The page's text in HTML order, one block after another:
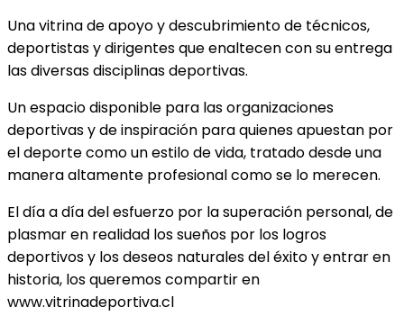
Una vitrina de apoyo y descubrimiento de técnicos,
deportistas y dirigentes que enaltecen con su entrega
las diversas disciplinas deportivas.
Un espacio disponible para las organizaciones
deportivas y de inspiración para quienes apuestan por
el deporte como un estilo de vida, tratado desde una
manera altamente profesional como se lo merecen.
El día a día del esfuerzo por la superación personal, de
plasmar en realidad los sueños por los logros
deportivos y los deseos naturales del éxito y entrar en
historia, los queremos compartir en
www.vitrinadeportiva.cl